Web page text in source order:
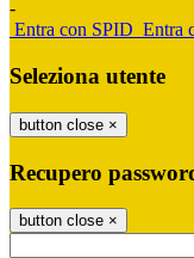
-
Entra con SPID Entra
Seleziona utente
button close ×
Recupero
button close ×